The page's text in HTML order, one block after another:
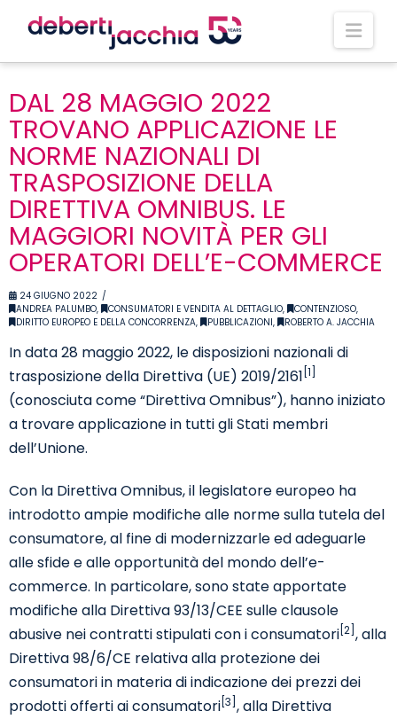
DAL 28 MAGGIO 2022
TROVANO APPLICAZIONE LE
NORME NAZIONALI DI
TRASPOSIZIONE DELLA
DIRETTIVA OMNIBUS. LE
MAGGIORI NOVITÀ PER GLI
OPERATORI DELL’E-COMMERCE
24 GIUGNO 2022
ANDREA PALUMBO, CONSUMATORI E VENDITA AL DETTAGLIO, CONTENZIOSO,
DIRITTO EUROPEO E DELLA CONCORRENZA, PUBBLICAZIONI, ROBERTO A. JACCHIA
In data 28 maggio 2022, le disposizioni nazionali di
trasposizione della Direttiva (UE) 2019/2161 [1]
(conosciuta come “Direttiva Omnibus”), hanno iniziato
a trovare applicazione in tutti gli Stati membri
dell’Unione.
Con la Direttiva Omnibus, il legislatore europeo ha
introdotto ampie modifiche alle norme sulla tutela del
consumatore, al fine di modernizzarle ed adeguarle
alle sfide e alle opportunità del mondo dell’e-
commerce. In particolare, sono state apportate
modifiche alla Direttiva 93/13/CEE sulle clausole
abusive nei contratti stipulati con i consumatori [2] , alla
Direttiva 98/6/CE relativa alla protezione dei
consumatori in materia di indicazione dei prezzi dei
prodotti offerti ai consumatori [3] , alla Direttiva